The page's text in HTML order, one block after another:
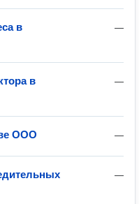
—
в
—
в
—
ООО
—